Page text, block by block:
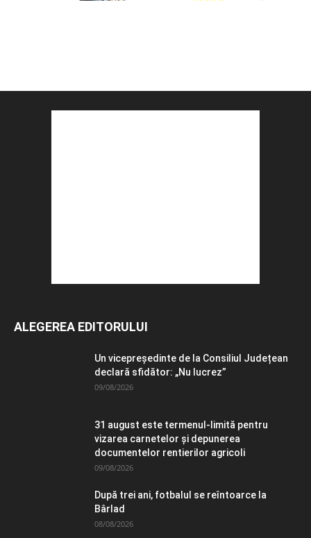
ALEGEREA EDITORULUI
Un vicepreședinte de la Consiliul Județean
declară sfidător: „Nu lucrez”
09/08/2026
31 august este termenul-limită pentru
vizarea carnetelor și depunerea
documentelor rentierilor agricoli
09/08/2026
După trei ani, fotbalul se reîntoarce la
Bârlad
08/08/2026